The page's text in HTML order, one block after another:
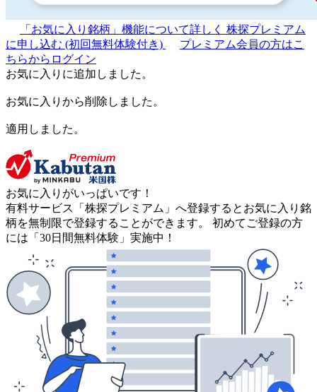
「お気に入り銘柄」機能について詳しく 株探プレミアム
に申し込む (初回無料体験付き)
プレミアム会員の方はこ
ちらからログイン
お気に入りに追加しました。
お気に入りから削除しました。
適用しました。
お気に入りがいっぱいです！
有料サービス「株探プレミアム」へ登録するとお気に入り銘
柄を無制限で登録することができます。 初めてご登録の方
には「30日間無料体験」実施中！